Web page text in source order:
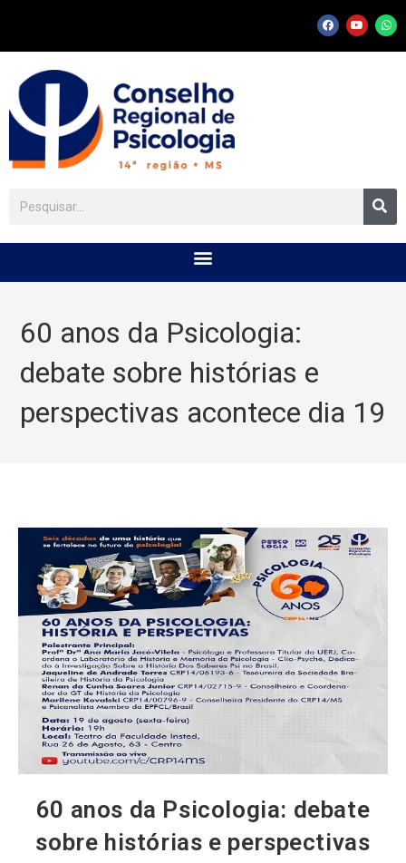
60 anos da Psicologia:
debate sobre histórias e
perspectivas acontece dia 19
60 anos da Psicologia: debate
sobre histórias e perspectivas